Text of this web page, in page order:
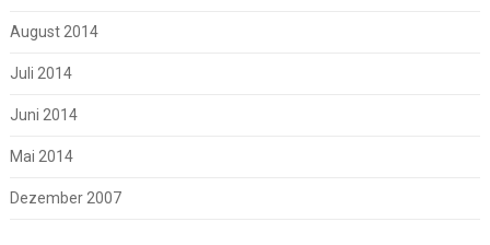
August 2014
Juli 2014
Juni 2014
Mai 2014
Dezember 2007